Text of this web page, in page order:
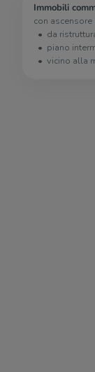
Immobili
con ascensore
da
piano
vicino alla